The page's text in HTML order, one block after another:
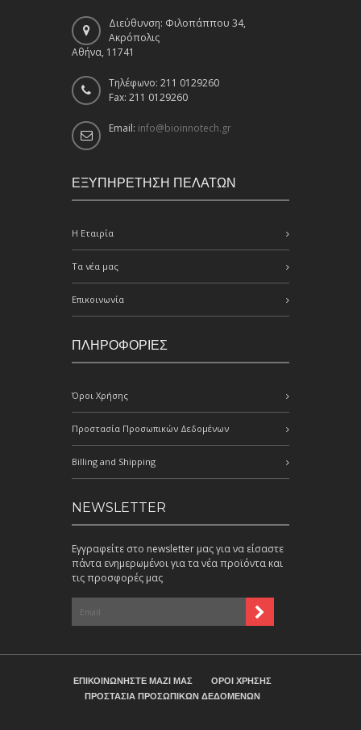
Διεύθυνση: Φιλοπάππου 34,
Ακρόπολις
Αθήνα, 11741
Τηλέφωνο: 211 0129260
Fax: 211 0129260
Email: info@bioinnotech.gr
ΕΞΥΠΗΡΕΤΗΣΗ ΠΕΛΑΤΩΝ
Η Εταιρία
Τα νέα μας
Επικοινωνία
ΠΛΗΡΟΦΟΡΙΕΣ
Όροι Χρήσης
Προστασία Προσωπικών Δεδομένων
Billing and Shipping
NEWSLETTER
Εγγραφείτε στο newsletter μας για να είσαστε
πάντα ενημερωμένοι για τα νέα προϊόντα και
τις προσφορές μας
ΕΠΙΚΟΙΝΩΝΗΣΤΕ ΜΑΖΙ ΜΑΣ
ΟΡΟΙ ΧΡΗΣΗΣ
ΠΡΟΣΤΑΣΙΑ ΠΡΟΣΩΠΙΚΩΝ ΔΕΔΟΜΕΝΩΝ